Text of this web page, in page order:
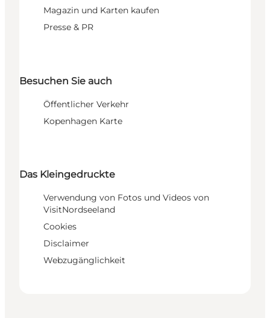
Magazin und Karten kaufen
Presse & PR
Besuchen Sie auch
Öffentlicher Verkehr
Kopenhagen Karte
Das Kleingedruckte
Verwendung von Fotos und Videos von
VisitNordseeland
Cookies
Disclaimer
Webzugänglichkeit